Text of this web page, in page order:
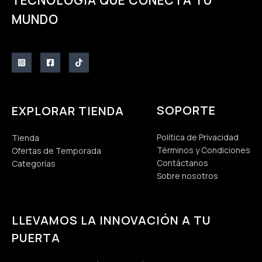
MUNDO
EXPLORAR TIENDA
Tienda
Ofertas de Temporada
Categorías
SOPORTE
Política de Privacidad
Términos y Condiciones
Contáctanos
Sobre nosotros
LLEVAMOS LA INNOVACIÓN A TU
PUERTA